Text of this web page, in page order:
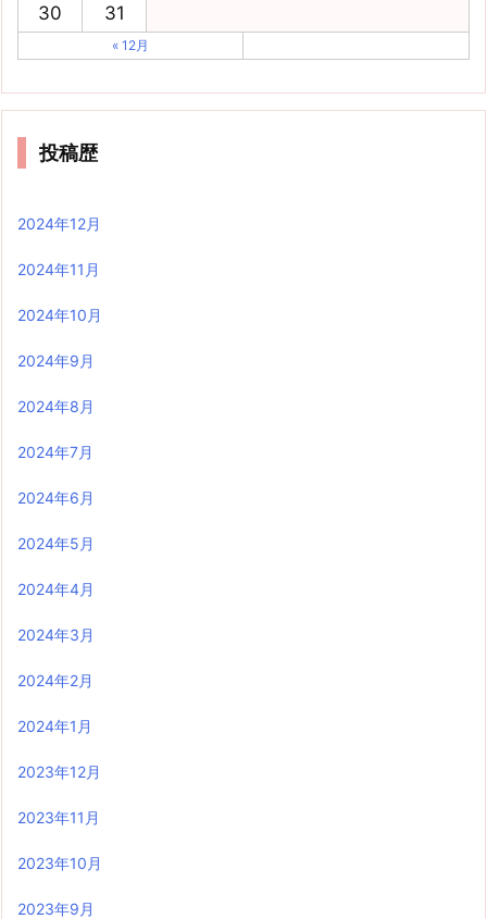
30
31
« 12月
投稿歴
2024年12月
2024年11月
2024年10月
2024年9月
2024年8月
2024年7月
2024年6月
2024年5月
2024年4月
2024年3月
2024年2月
2024年1月
2023年12月
2023年11月
2023年10月
2023年9月